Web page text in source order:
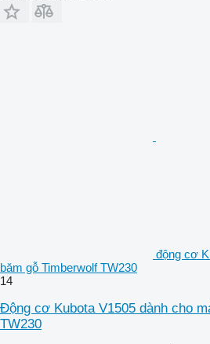
động cơ
băm gỗ Timberwolf TW230
14
Động cơ Kubota V1505 dành cho
TW230